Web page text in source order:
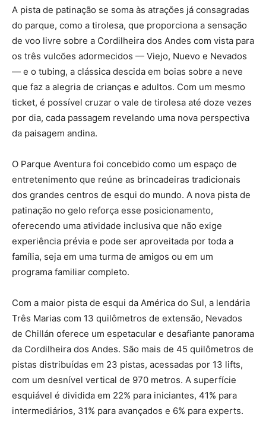
A pista de patinação se soma às atrações já consagradas
do parque, como a tirolesa, que proporciona a sensação
de voo livre sobre a Cordilheira dos Andes com vista para
os três vulcões adormecidos — Viejo, Nuevo e Nevados
— e o tubing, a clássica descida em boias sobre a neve
que faz a alegria de crianças e adultos. Com um mesmo
ticket, é possível cruzar o vale de tirolesa até doze vezes
por dia, cada passagem revelando uma nova perspectiva
da paisagem andina.
O Parque Aventura foi concebido como um espaço de
entretenimento que reúne as brincadeiras tradicionais
dos grandes centros de esqui do mundo. A nova pista de
patinação no gelo reforça esse posicionamento,
oferecendo uma atividade inclusiva que não exige
experiência prévia e pode ser aproveitada por toda a
família, seja em uma turma de amigos ou em um
programa familiar completo.
Com a maior pista de esqui da América do Sul, a lendária
Três Marias com 13 quilômetros de extensão, Nevados
de Chillán oferece um espetacular e desafiante panorama
da Cordilheira dos Andes. São mais de 45 quilômetros de
pistas distribuídas em 23 pistas, acessadas por 13 lifts,
com um desnível vertical de 970 metros. A superfície
esquiável é dividida em 22% para iniciantes, 41% para
intermediários, 31% para avançados e 6% para experts.